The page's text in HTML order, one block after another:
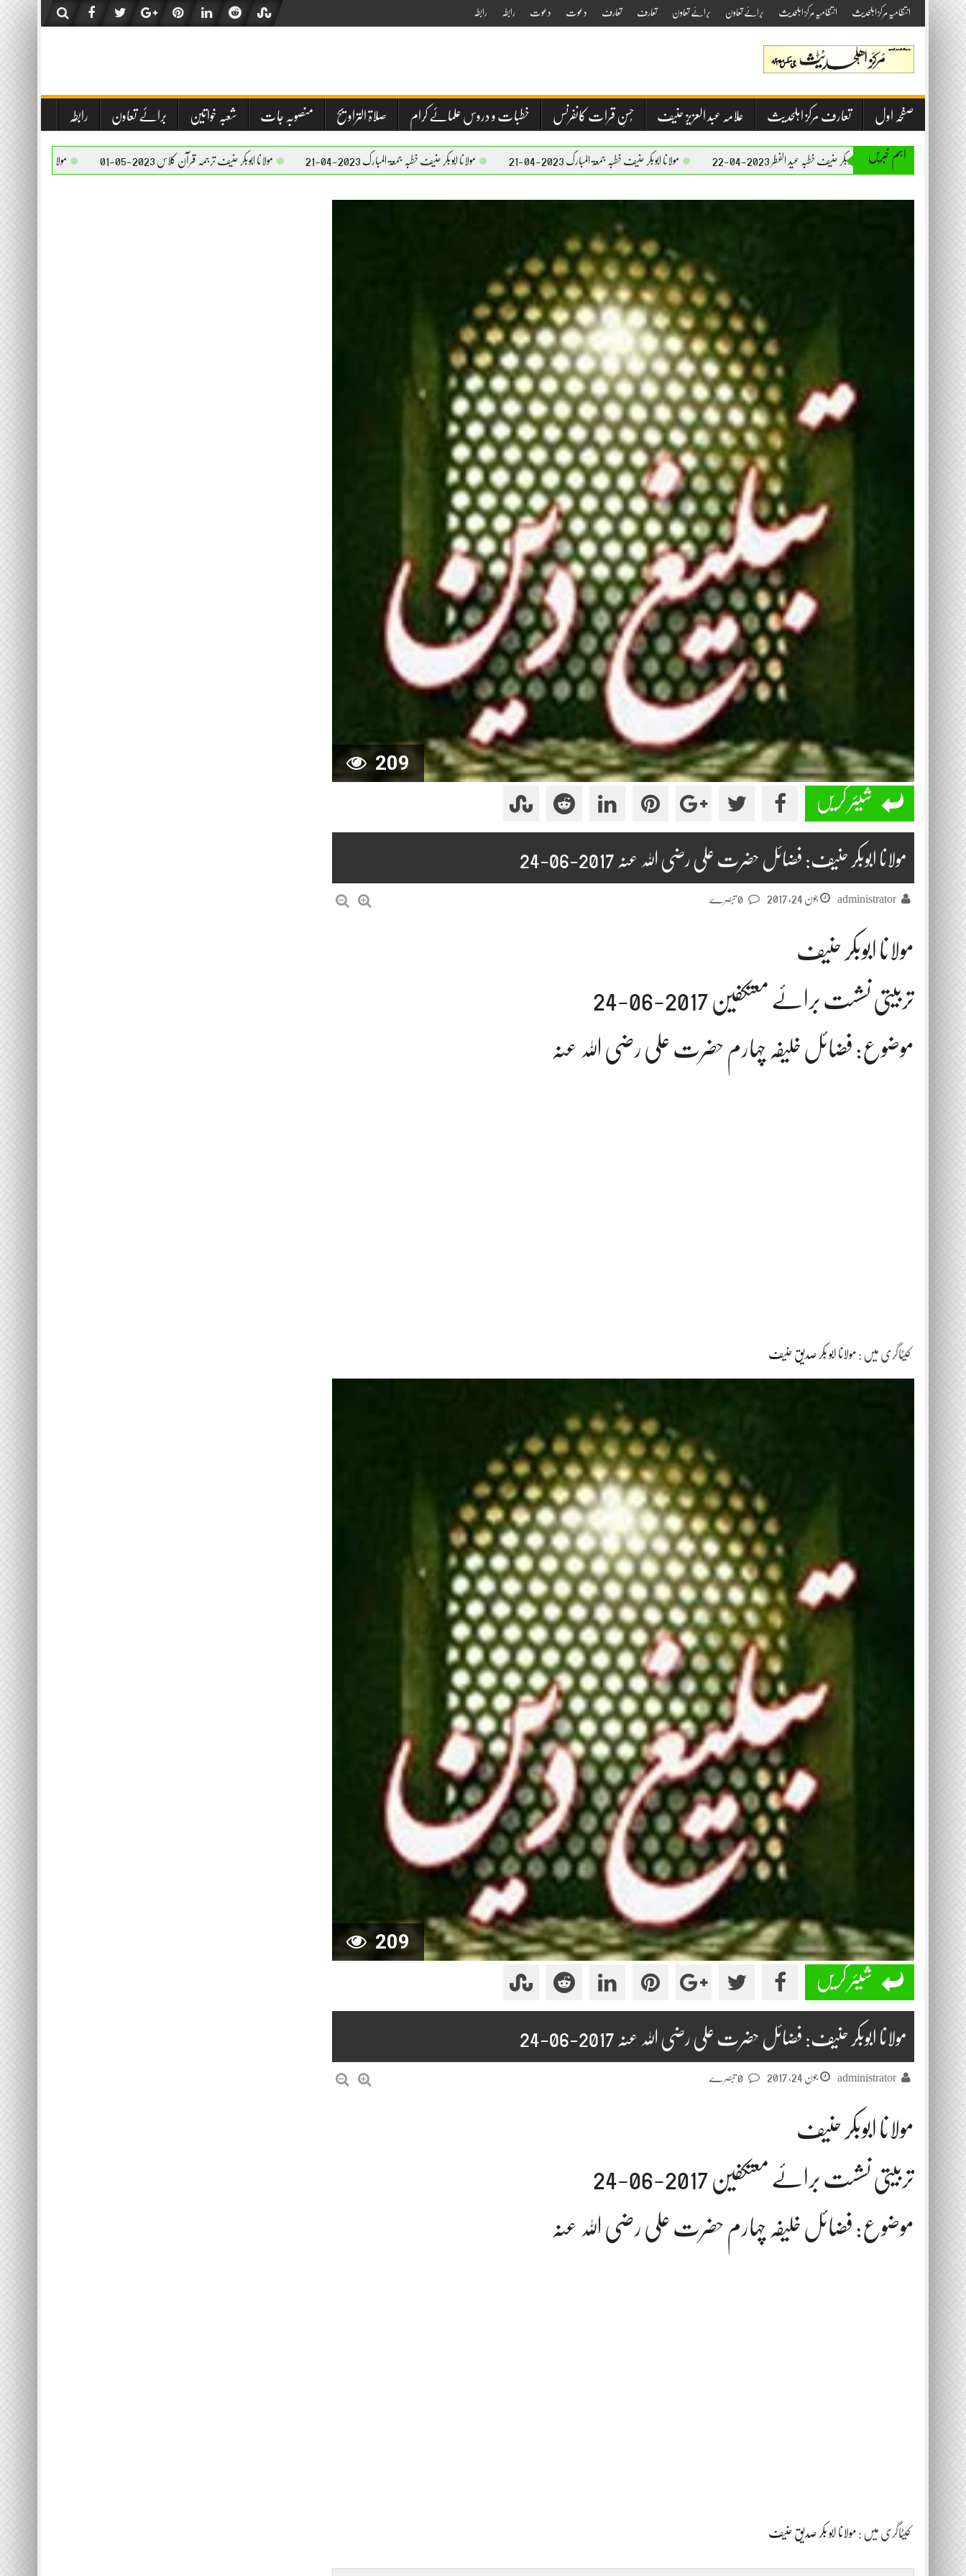
Skip
to
content
انتظامیہ مرکز اہلحدیث انتظامیہ مرکز اہلحدیث برائے تعاون برائے تعاون تعارف تعارف دعوت دعوت رابطہ رابطہ
صفحہ اول تعارف مرکز اہلحدیث علامہ عبد العزیز حنیف حُسنِ قرات کانفرنس خطبات و دروس علمائے کرام صلاۃ التراویح منصوبہ جات شعبہ خواتین برائے تعاون رابطہ
اہم خبریں
مولانا ابوبکر حنیف خطبہ عید الفطر 2023-04-22 مولانا ابوبکر حنیف خطبہ جمعۃ المبارک 2023-04-21 مولانا ابوبکر حنیف خطبہ جمعۃ المبارک 2023-04-21 مولانا ابوبکر حنیف ترجمہ قرآن کلاس 2023-05-01 مولانا ابوبکر حنیف ترجمہ قرآن کلاس 2023-05-01
209
شیئر کریں
مولانا ابوبکر حنیف: فضائل حضرت علی رضی اللہ عنہ 2017-06-24
administrator جون 24, 2017
مولانا ابوبکر حنیف
تربیتی نشست برائے معتکفین 2017-06-24
موضوع: فضائل خلیفہ چہارم حضرت علی رضی اللہ عنہ
کیٹاگری میں : مولانا ابو بکر صدیق حنیف
209
شیئر کریں
مولانا ابوبکر حنیف: فضائل حضرت علی رضی اللہ عنہ 2017-06-24
administrator جون 24, 2017
مولانا ابوبکر حنیف
تربیتی نشست برائے معتکفین 2017-06-24
موضوع: فضائل خلیفہ چہارم حضرت علی رضی اللہ عنہ
کیٹاگری میں : مولانا ابو بکر صدیق حنیف